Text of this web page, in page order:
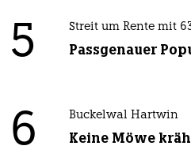
5 Streit um Rente mit
Passgenauer
6 Buckelwal Hartwin
Keine Möwe